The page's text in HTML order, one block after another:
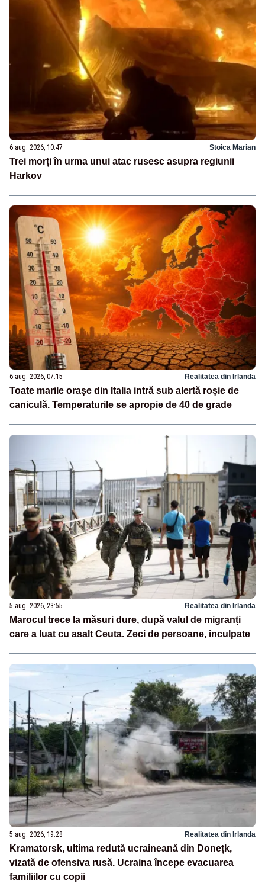
6 aug. 2026, 10:47 Stoica Marian
Trei morți în urma unui atac rusesc asupra regiunii
Harkov
6 aug. 2026, 07:15 Realitatea din Irlanda
Toate marile orașe din Italia intră sub alertă roșie de
caniculă. Temperaturile se apropie de 40 de grade
5 aug. 2026, 23:55 Realitatea din Irlanda
Marocul trece la măsuri dure, după valul de migranți
care a luat cu asalt Ceuta. Zeci de persoane, inculpate
5 aug. 2026, 19:28 Realitatea din Irlanda
Kramatorsk, ultima redută ucraineană din Donețk,
vizată de ofensiva rusă. Ucraina începe evacuarea
familiilor cu copii